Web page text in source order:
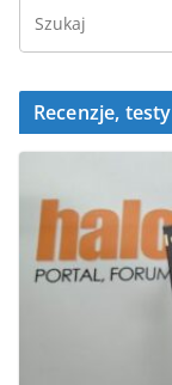
Recenzje, testy